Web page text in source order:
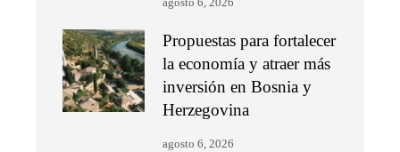
agosto 6, 2026
Propuestas para fortalecer
la economía y atraer más
inversión en Bosnia y
Herzegovina
agosto 6, 2026